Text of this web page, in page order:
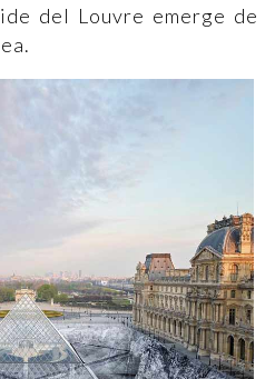
del Louvre emerge de